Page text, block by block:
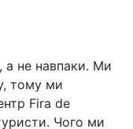
а не навпаки. Ми
тому ми
Fira de
Чого ми